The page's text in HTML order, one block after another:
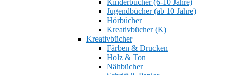
Kinderbücher (6-10 Jahre)
Jugendbücher (ab 10 Jahre)
Hörbücher
Kreativbücher (K)
Kreativbücher
Färben & Drucken
Holz & Ton
Nähbücher